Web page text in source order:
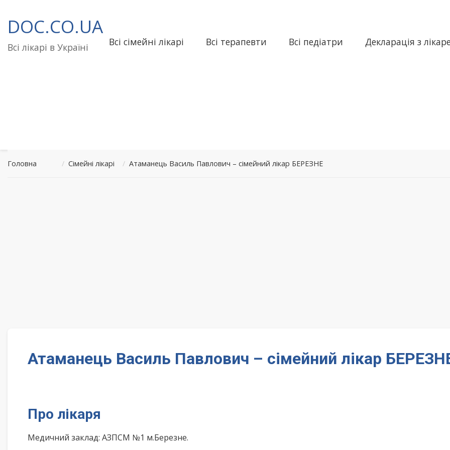
до
вмісту
DOC.CO.UA
Всі лікарі в Україні Всі сімейні лікарі Всі терапевти Всі педіатри Декларація з
Головна / Сімейні лікарі / Атаманець Василь Павлович – сімейний лікар БЕРЕЗНЕ
Атаманець Василь Павлович – сімейний лікар
Про лікаря
Медичний заклад: АЗПСМ №1 м.Березне.